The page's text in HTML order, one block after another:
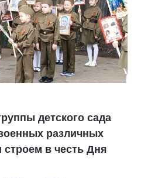
детского сада
различных
в честь Дня